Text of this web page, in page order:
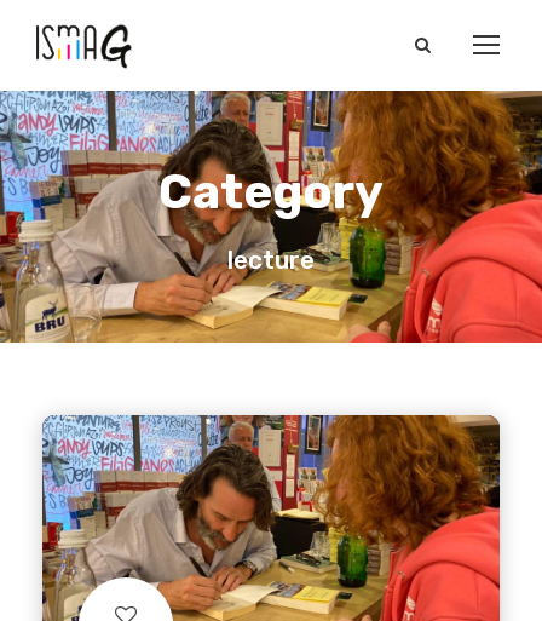
Category
lecture